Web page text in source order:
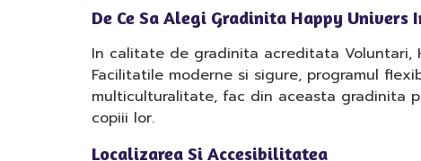
De Ce Sa Alegi Gradinita Happy
In calitate de gradinita acreditata Voluntari,
Facilitatile moderne si sigure, programul
multiculturalitate, fac din aceasta gradinita
copiii lor.
Localizarea Si Accesibilitatea